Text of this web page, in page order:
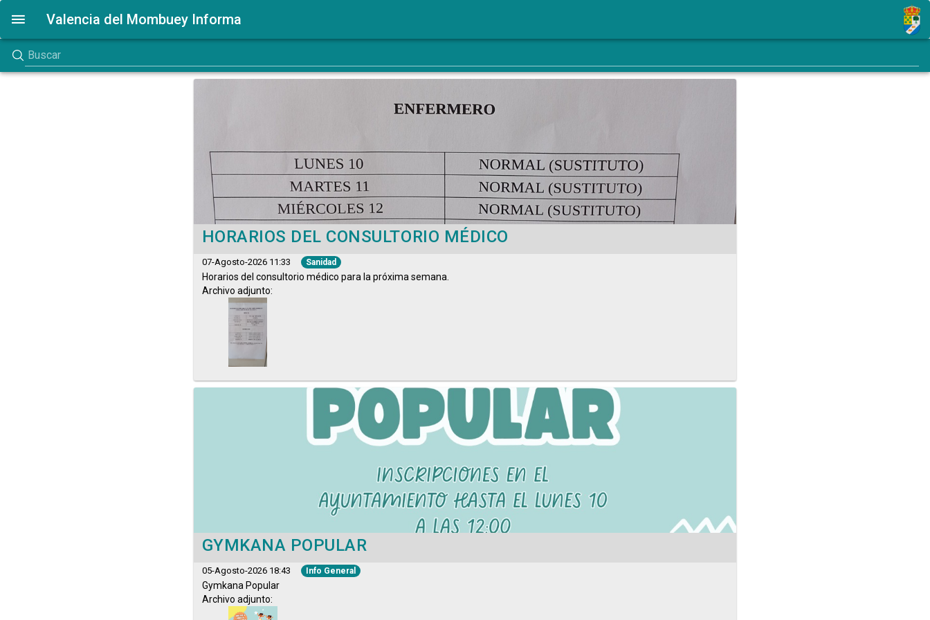
Valencia del Mombuey Informa
HORARIOS DEL CONSULTORIO MÉDICO
07-Agosto-2026 11:33 Sanidad
Horarios del consultorio médico para la próxima semana.
Archivo adjunto:
GYMKANA POPULAR
05-Agosto-2026 18:43 Info General
Gymkana Popular
Archivo adjunto: